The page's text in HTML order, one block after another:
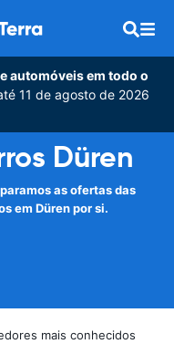
automóveis em todo o
11 de agosto de 2026
Düren
as ofertas das
em Düren por si.
mais conhecidos